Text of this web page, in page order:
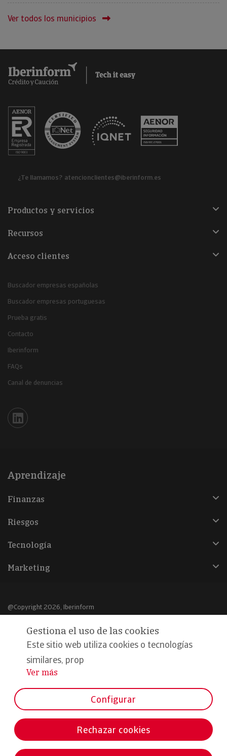
Ver todos los municipios
¿Te llamamos? atencionclientes@iberinform.es
Productos y servicios
Recursos
Acceso clientes
Buscador empresas españolas
Buscador empresas portuguesas
Prueba gratis
Contacto
Iberinform
FAQs
Canal de denuncias
Iberinform en Linkedin
Aprendizaje
Finanzas
Riesgos
Tecnología
Marketing
@Copyright 2026, Iberinform
Aviso legal
Política de cookies
Declaración de privacidad
Formamos parte de:
Gestiona el uso de las cookies
Este sitio web utiliza cookies o tecnologías
similares, prop
...
Ver más
Configurar
Rechazar cookies